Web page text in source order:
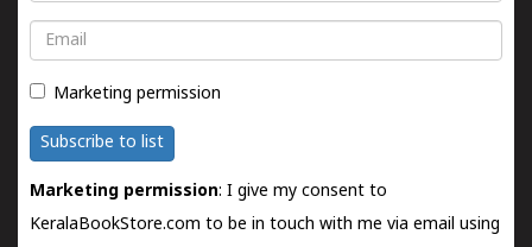
Email
Marketing permission
Subscribe to list
Marketing permission: I give my consent to
KeralaBookStore.com to be in touch with me via email using